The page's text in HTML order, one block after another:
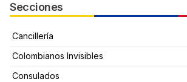
Secciones
Cancillería
Colombianos Invisibles
Consulados